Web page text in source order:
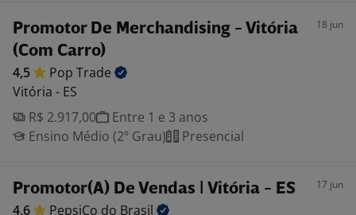
Promotor De Merchandising - Vitória
(Com Carro)
18 jun
4,5 Pop Trade
Vitória - ES
R$ 2.917,00
Entre 1 e 3 anos
Ensino Médio (2º Grau)
Presencial
Promotor(A) De Vendas | Vitória - ES 17 jun
4,6 PepsiCo do Brasil